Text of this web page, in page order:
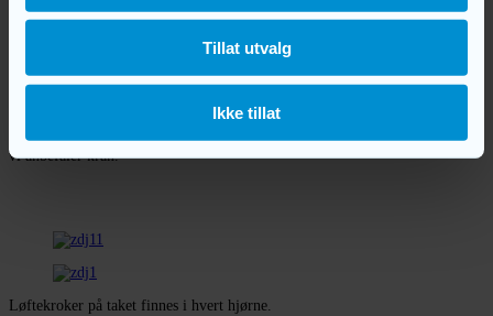
Tillat utvalg
Ikke tillat
LOSSING:
Brakke kan løftes både med kranbil eller med truck med langegafler. Men
vi anbefaler kran.
Løftekroker på taket finnes i hvert hjørne.